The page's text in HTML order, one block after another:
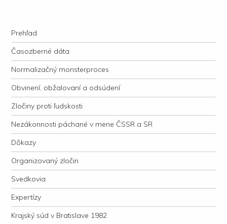
justície
Navigation
Skip to content
Prehľad
Časozberné dáta
Normalizačný monsterproces
Obvinení, obžalovaní a odsúdení
Zločiny proti ľudskosti
Nezákonnosti páchané v mene ČSSR a SR
Dôkazy
Organizovaný zločin
Svedkovia
Expertízy
Krajský súd v Bratislave 1982